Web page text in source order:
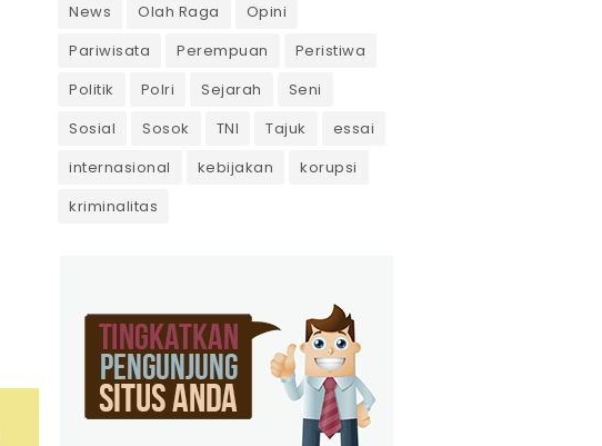
News
Olah Raga
Opini
Pariwisata
Perempuan
Peristiwa
Politik
Polri Sejarah
Seni
Sosial
Sosok TNI Tajuk
essai
internasional
kebijakan
korupsi
kriminalitas